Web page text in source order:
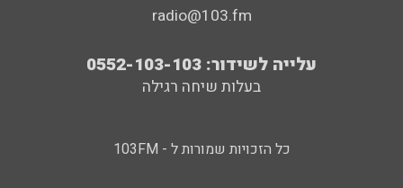
radio@103.fm
עלייה לשידור: 0552-103-103
בעלות שיחה רגילה
כל הזכויות שמורות ל - 103FM